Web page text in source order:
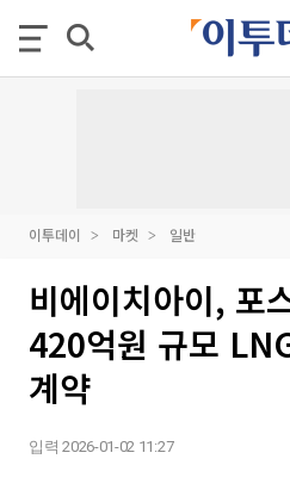
이투데이 마켓 일반
비에이치아이, 포
420억원 규모
계약
입력 2026-01-02 11:27